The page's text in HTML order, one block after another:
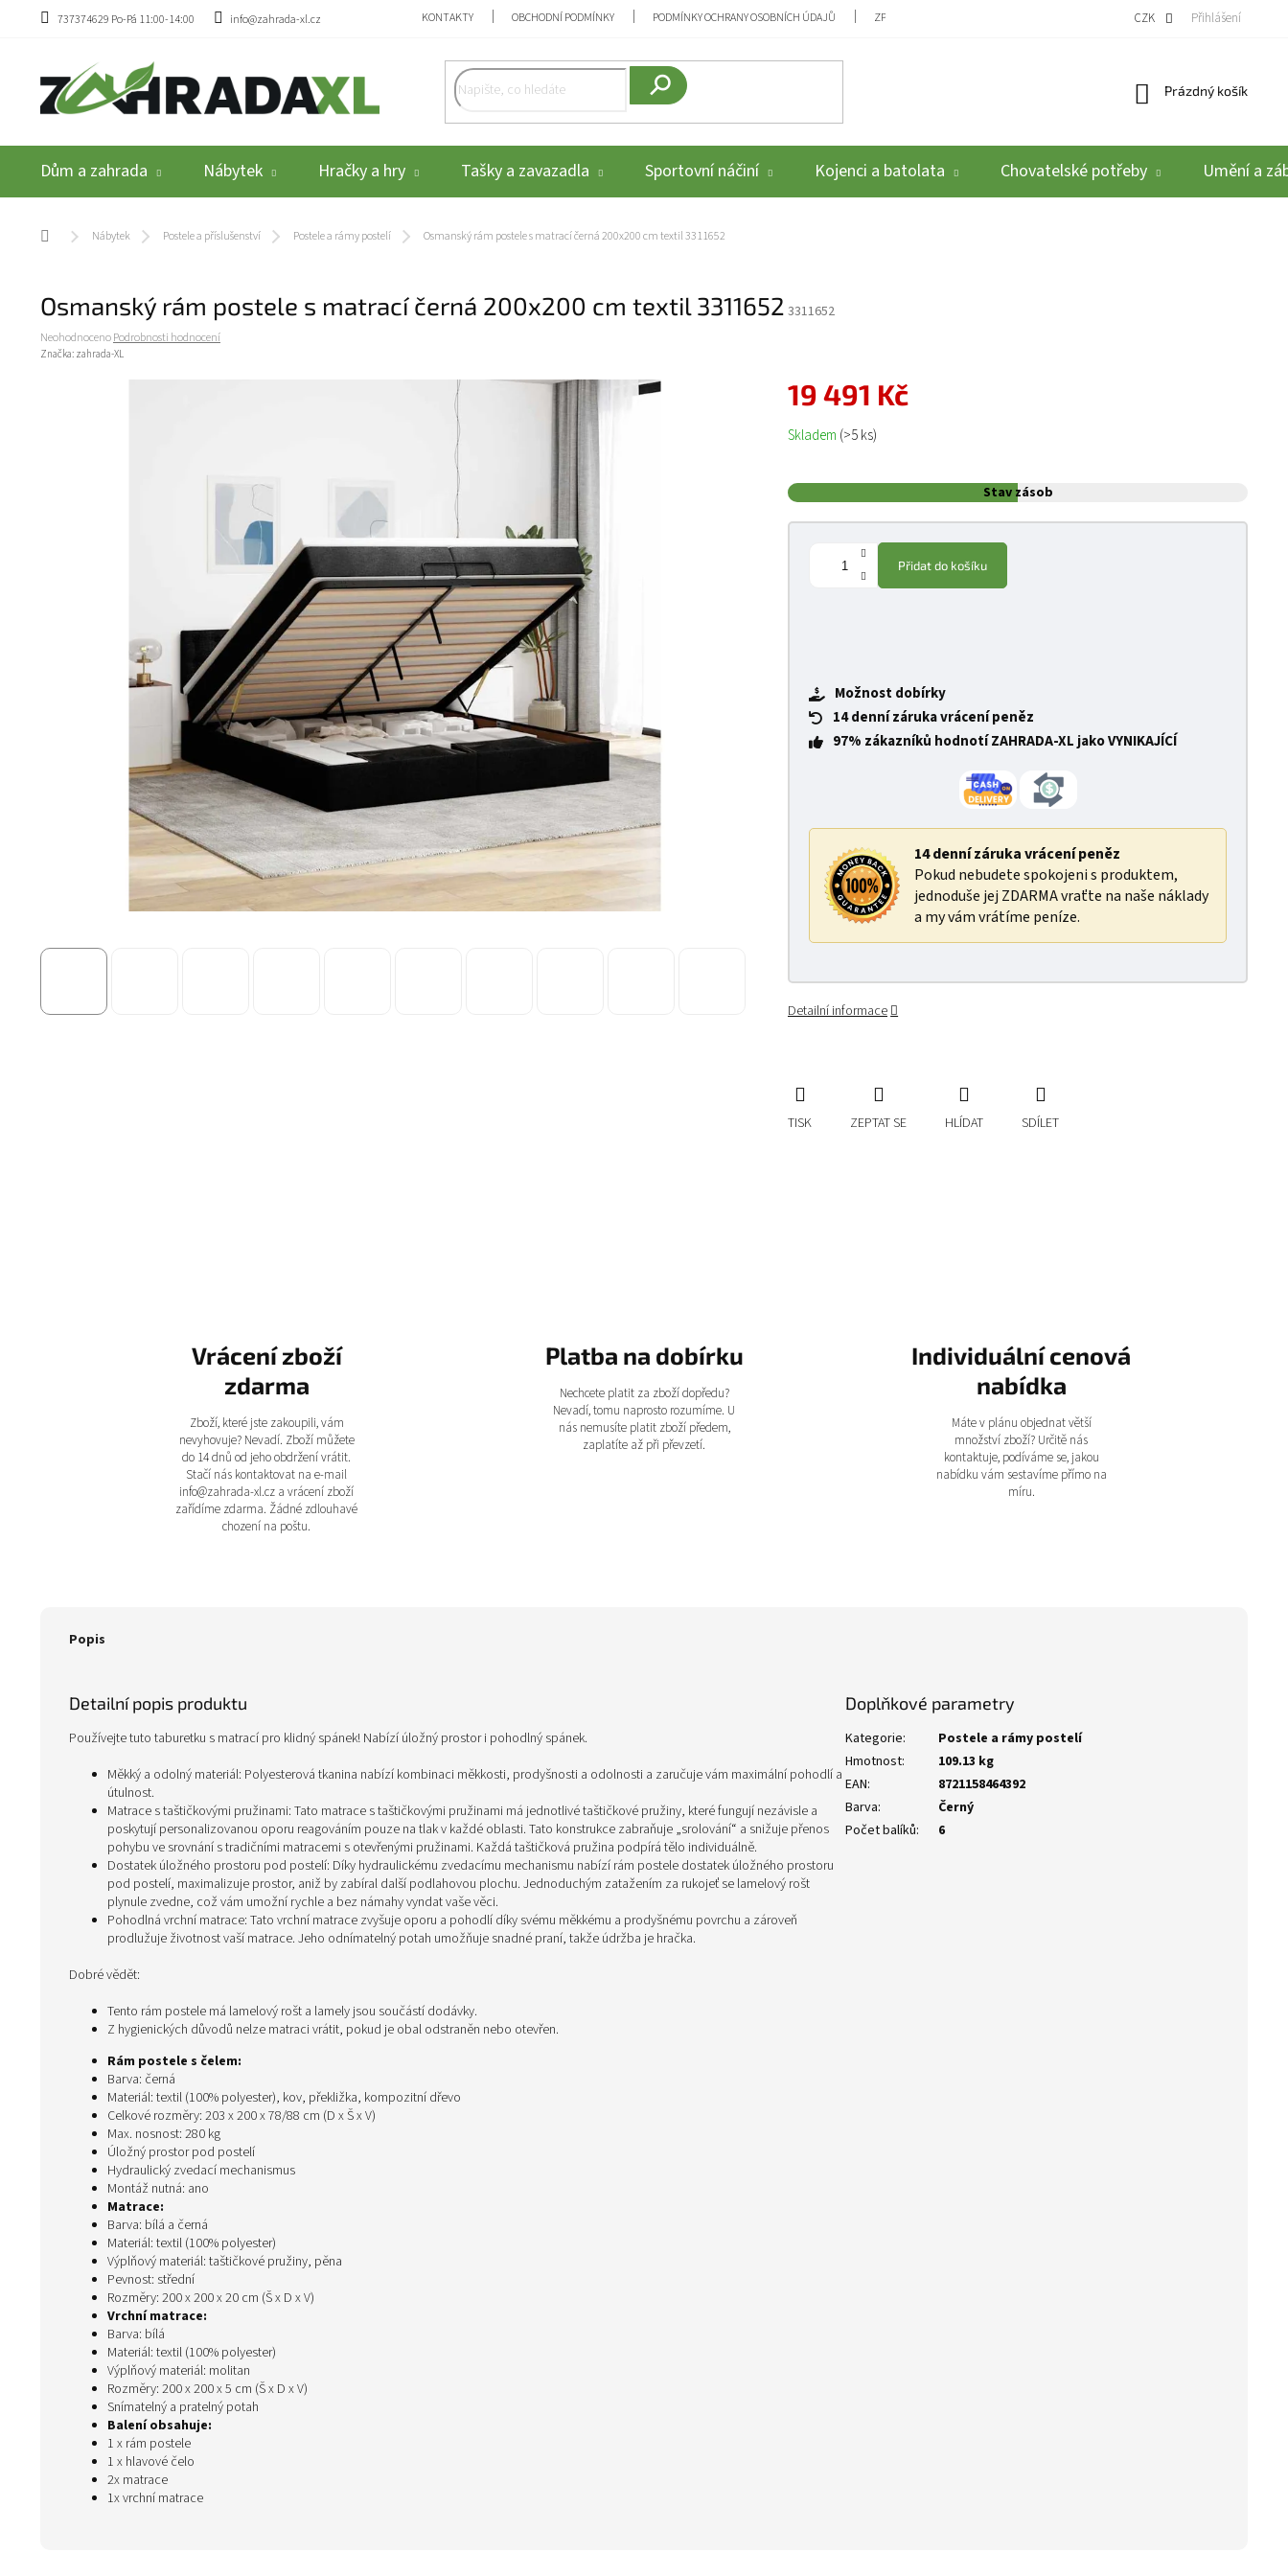
Přejít na obsah
737374629 Po-Pá 11:00-14:00 info@zahrada-xl.cz KONTAKTY OBCHODNÍ PODMÍNKY PODMÍNKY OCHRANY OSOBNÍCH ÚDAJŮ ZPĚTNÝ ODBĚR VYSLOUŽILÝCH ELEKTROZAŘÍZENÍ / BATERIÍ REKLAMACE A
CZK Přihlášení
Nákupní košík
Prázdný košík
Dům a zahrada Nábytek Hračky a hry Tašky a zavazadla Sportovní náčiní Kojenci a batolata Chovatelské potřeby Umění a
Domů Nábytek Postele a příslušenství Postele a rámy postelí Osmanský rám postele s matrací černá 200x200 cm textil 3311652
Osmanský rám postele s matrací černá 200x200 cm textil 3311652 3311652
Průměrné hodnocení produktu je 0,0 z 5 hvězdiček.
NeohodnocenoPodrobnosti hodnocení
Značka: zahrada-XL
19 491 Kč
Měrná cena:
Skladem (>5 ks)
Stav zásob
Přidat do košíku
Možnost dobírky
14 denní záruka vrácení peněz
97% zákazníků hodnotí ZAHRADA-XL jako VYNIKAJÍCÍ
14 denní záruka vrácení peněz
Pokud nebudete spokojeni s produktem,
jednoduše jej ZDARMA vraťte na naše náklady
a my vám vrátíme peníze.
Detailní informace
TISK ZEPTAT SE HLÍDAT SDÍLET
Vrácení zboží
zdarma
Zboží, které jste zakoupili, vám
nevyhovuje? Nevadí. Zboží můžete
do 14 dnů od jeho obdržení vrátit.
Stačí nás kontaktovat na e-mail
info@zahrada-xl.cz a vrácení zboží
zařídíme zdarma. Žádné zdlouhavé
chození na poštu.
Platba na dobírku
Nechcete platit za zboží dopředu?
Nevadí, tomu naprosto rozumíme. U
nás nemusíte platit zboží předem,
zaplatíte až při převzetí.
Individuální cenová
nabídka
Máte v plánu objednat větší
množství zboží? Určitě nás
kontaktuje, podíváme se, jakou
nabídku vám sestavíme přímo na
míru.
Popis
Detailní popis produktu
Používejte tuto taburetku s matrací pro klidný spánek! Nabízí úložný prostor i pohodlný spánek.
Měkký a odolný materiál: Polyesterová tkanina nabízí kombinaci měkkosti, prodyšnosti a odolnosti a zaručuje vám maximální pohodlí a
útulnost.
Matrace s taštičkovými pružinami: Tato matrace s taštičkovými pružinami má jednotlivé taštičkové pružiny, které fungují nezávisle a
poskytují personalizovanou oporu reagováním pouze na tlak v každé oblasti. Tato konstrukce zabraňuje „srolování“ a snižuje přenos
pohybu ve srovnání s tradičními matracemi s otevřenými pružinami. Každá taštičková pružina podpírá tělo individuálně.
Dostatek úložného prostoru pod postelí: Díky hydraulickému zvedacímu mechanismu nabízí rám postele dostatek úložného prostoru
pod postelí, maximalizuje prostor, aniž by zabíral další podlahovou plochu. Jednoduchým zatažením za rukojeť se lamelový rošt
plynule zvedne, což vám umožní rychle a bez námahy vyndat vaše věci.
Pohodlná vrchní matrace: Tato vrchní matrace zvyšuje oporu a pohodlí díky svému měkkému a prodyšnému povrchu a zároveň
prodlužuje životnost vaší matrace. Jeho odnímatelný potah umožňuje snadné praní, takže údržba je hračka.
Dobré vědět:
Tento rám postele má lamelový rošt a lamely jsou součástí dodávky.
Z hygienických důvodů nelze matraci vrátit, pokud je obal odstraněn nebo otevřen.
Rám postele s čelem:
Barva: černá
Materiál: textil (100% polyester), kov, překližka, kompozitní dřevo
Celkové rozměry: 203 x 200 x 78/88 cm (D x Š x V)
Max. nosnost: 280 kg
Úložný prostor pod postelí
Hydraulický zvedací mechanismus
Montáž nutná: ano
Matrace:
Barva: bílá a černá
Materiál: textil (100% polyester)
Výplňový materiál: taštičkové pružiny, pěna
Pevnost: střední
Rozměry: 200 x 200 x 20 cm (Š x D x V)
Vrchní matrace:
Barva: bílá
Materiál: textil (100% polyester)
Výplňový materiál: molitan
Rozměry: 200 x 200 x 5 cm (Š x D x V)
Snímatelný a pratelný potah
Balení obsahuje:
1 x rám postele
1 x hlavové čelo
2x matrace
1x vrchní matrace
Doplňkové parametry
Kategorie:
Postele a rámy postelí
Hmotnost:
109.13 kg
EAN:
8721158464392
Barva:
Černý
Počet balíků: 6